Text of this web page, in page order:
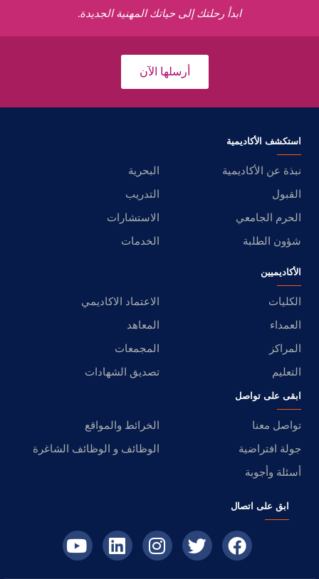
ابدأ رحلتك إلى حياتك المهنية الجديدة.
أرسلها الآن
استكشف الأكاديمية
نبذة عن الأكاديمية
البحرية
القبول
التدريب
الحرم الجامعي
الاستشارات
شؤون الطلبة
الخدمات
الأكاديميين
الكليات
الاعتماد الاكاديمي
العمداء
المعاهد
المراكز
المجمعات
التعليم
تصديق الشهادات
ابقى على تواصل
تواصل معنا
الخرائط والمواقع
جولة افتراضية
الوظائف و الوظائف الشاغرة
أسئلة وأجوبة
ابق على اتصال